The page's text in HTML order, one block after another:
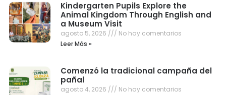
Kindergarten Pupils Explore the
Animal Kingdom Through English and
a Museum Visit
agosto 5, 2026
No hay comentarios
Leer Más »
Comenzó la tradicional campaña del
pañal
agosto 4, 2026
No hay comentarios